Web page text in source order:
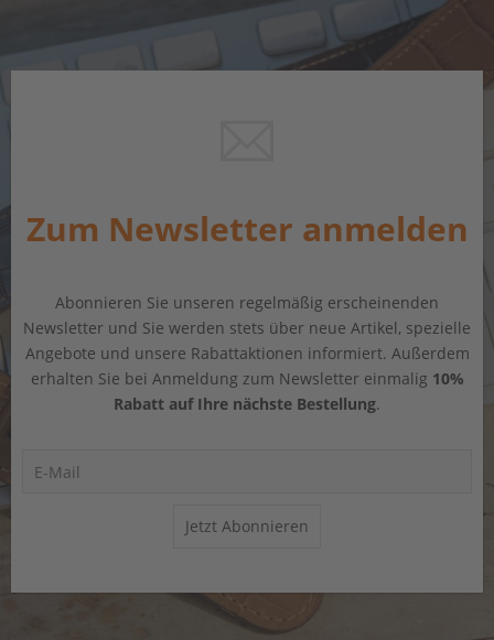
Zum Newsletter anmelden
Abonnieren Sie unseren regelmäßig erscheinenden
Newsletter und Sie werden stets über neue Artikel, spezielle
Angebote und unsere Rabattaktionen informiert. Außerdem
erhalten Sie bei Anmeldung zum Newsletter einmalig 10%
Rabatt auf Ihre nächste Bestellung.
Jetzt Abonnieren